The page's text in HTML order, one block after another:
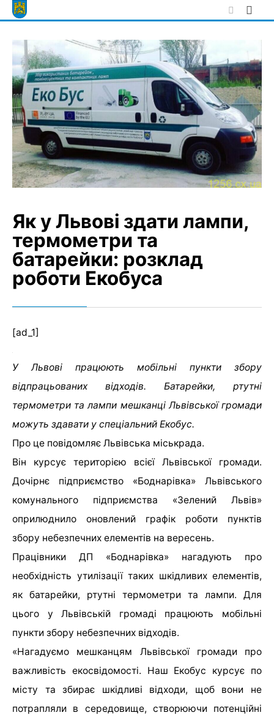
Skip
to
Як у Львові здати лампи,
термометри та
батарейки: розклад
роботи Екобуса
[ad_1]
У Львові працюють мобільні пункти збору
відпрацьованих відходів. Батарейки, ртутні
термометри та лампи мешканці Львівської громади
можуть здавати у спеціальний Екобус.
Про це повідомляє Львівська міськрада.
Він курсує територією всієї Львівської громади.
Дочірнє підприємство «Боднарівка» Львівського
комунального підприємства «Зелений Львів»
оприлюднило оновлений графік роботи пунктів
збору небезпечних елементів на вересень.
Працівники ДП «Боднарівка» нагадують про
необхідність утилізації таких шкідливих елементів,
як батарейки, ртутні термометри та лампи. Для
цього у Львівській громаді працюють мобільні
пункти збору небезпечних відходів.
«Нагадуємо мешканцям Львівської громади про
важливість екосвідомості. Наш Екобус курсує по
місту та збирає шкідливі відходи, щоб вони не
потрапляли в середовище, створюючи потенційні